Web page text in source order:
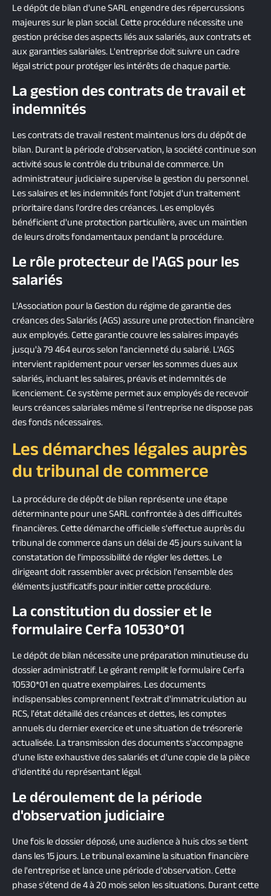
Le dépôt de bilan d'une SARL engendre des répercussions
majeures sur le plan social. Cette procédure nécessite une
gestion précise des aspects liés aux salariés, aux contrats et
aux garanties salariales. L'entreprise doit suivre un cadre
légal strict pour protéger les intérêts de chaque partie.
La gestion des contrats de travail et
indemnités
Les contrats de travail restent maintenus lors du dépôt de
bilan. Durant la période d'observation, la société continue son
activité sous le contrôle du tribunal de commerce. Un
administrateur judiciaire supervise la gestion du personnel.
Les salaires et les indemnités font l'objet d'un traitement
prioritaire dans l'ordre des créances. Les employés
bénéficient d'une protection particulière, avec un maintien
de leurs droits fondamentaux pendant la procédure.
Le rôle protecteur de l'AGS pour les
salariés
L'Association pour la Gestion du régime de garantie des
créances des Salariés (AGS) assure une protection financière
aux employés. Cette garantie couvre les salaires impayés
jusqu'à 79 464 euros selon l'ancienneté du salarié. L'AGS
intervient rapidement pour verser les sommes dues aux
salariés, incluant les salaires, préavis et indemnités de
licenciement. Ce système permet aux employés de recevoir
leurs créances salariales même si l'entreprise ne dispose pas
des fonds nécessaires.
Les démarches légales auprès
du tribunal de commerce
La procédure de dépôt de bilan représente une étape
déterminante pour une SARL confrontée à des difficultés
financières. Cette démarche officielle s'effectue auprès du
tribunal de commerce dans un délai de 45 jours suivant la
constatation de l'impossibilité de régler les dettes. Le
dirigeant doit rassembler avec précision l'ensemble des
éléments justificatifs pour initier cette procédure.
La constitution du dossier et le
formulaire Cerfa 10530*01
Le dépôt de bilan nécessite une préparation minutieuse du
dossier administratif. Le gérant remplit le formulaire Cerfa
10530*01 en quatre exemplaires. Les documents
indispensables comprennent l'extrait d'immatriculation au
RCS, l'état détaillé des créances et dettes, les comptes
annuels du dernier exercice et une situation de trésorerie
actualisée. La transmission des documents s'accompagne
d'une liste exhaustive des salariés et d'une copie de la pièce
d'identité du représentant légal.
Le déroulement de la période
d'observation judiciaire
Une fois le dossier déposé, une audience à huis clos se tient
dans les 15 jours. Le tribunal examine la situation financière
de l'entreprise et lance une période d'observation. Cette
phase s'étend de 4 à 20 mois selon les situations. Durant cette